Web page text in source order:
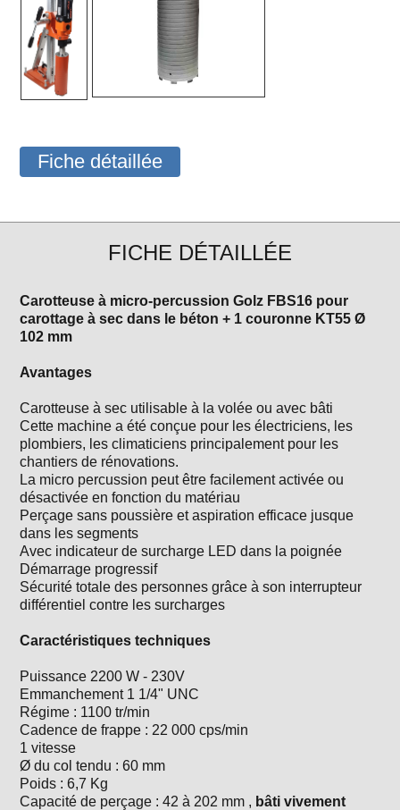
Fiche détaillée
FICHE DÉTAILLÉE
Carotteuse à micro-percussion Golz FBS16 pour
carottage à sec dans le béton + 1 couronne KT55 Ø
102 mm
Avantages
Carotteuse à sec utilisable à la volée ou avec bâti
Cette machine a été conçue pour les électriciens, les
plombiers, les climaticiens principalement pour les
chantiers de rénovations.
La micro percussion peut être facilement activée ou
désactivée en fonction du matériau
Perçage sans poussière et aspiration efficace jusque
dans les segments
Avec indicateur de surcharge LED dans la poignée
Démarrage progressif
Sécurité totale des personnes grâce à son interrupteur
différentiel contre les surcharges
Caractéristiques techniques
Puissance 2200 W - 230V
Emmanchement 1 1/4" UNC
Régime : 1100 tr/min
Cadence de frappe : 22 000 cps/min
1 vitesse
Ø du col tendu : 60 mm
Poids : 6,7 Kg
Capacité de perçage : 42 à 202 mm , bâti vivement